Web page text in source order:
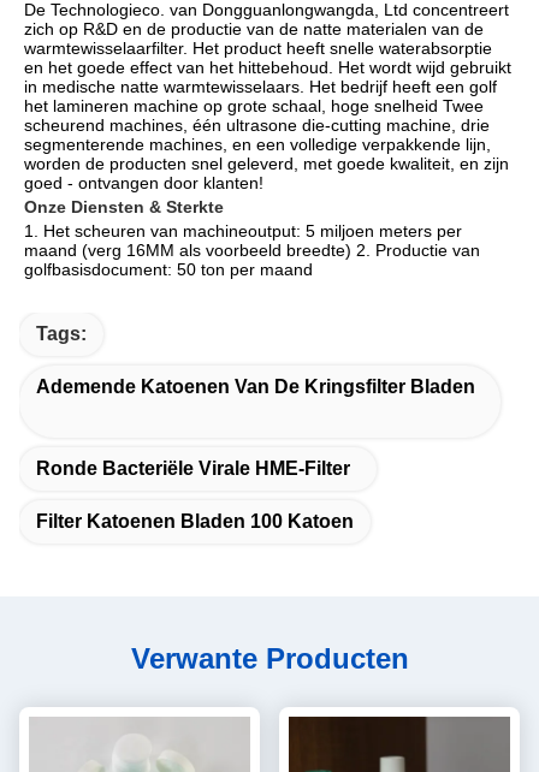
De Technologieco. van Dongguanlongwangda, Ltd concentreert
zich op R&D en de productie van de natte materialen van de
warmtewisselaarfilter. Het product heeft snelle waterabsorptie
en het goede effect van het hittebehoud. Het wordt wijd gebruikt
in medische natte warmtewisselaars. Het bedrijf heeft een golf
het lamineren machine op grote schaal, hoge snelheid Twee
scheurend machines, één ultrasone die-cutting machine, drie
segmenterende machines, en een volledige verpakkende lijn,
worden de producten snel geleverd, met goede kwaliteit, en zijn
goed - ontvangen door klanten!
Onze Diensten & Sterkte
1. Het scheuren van machineoutput: 5 miljoen meters per
maand (verg 16MM als voorbeeld breedte) 2. Productie van
golfbasisdocument: 50 ton per maand
Tags:
Ademende Katoenen Van De Kringsfilter Bladen
Ronde Bacteriële Virale HME-Filter
Filter Katoenen Bladen 100 Katoen
Verwante Producten